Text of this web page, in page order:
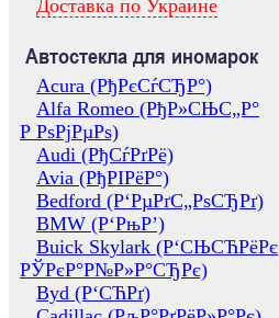
Доставка по Украине
Автостекла для иномарок
Acura (РђРєСѓСЂР°)
Alfa Romeo (РђР»СЊС„Р°
Р РѕРјРµРѕ)
Audi (РђСѓРґРё)
Avia (РђРІРёР°)
Bedford (Р‘РµРґС„РѕСЂРґ)
BMW (Р‘РњР’)
Buick Skylark (Р‘СЊСЋРёРє
РЎРєР°Р№Р»Р°СЂРє)
Byd (Р‘СЋРґ)